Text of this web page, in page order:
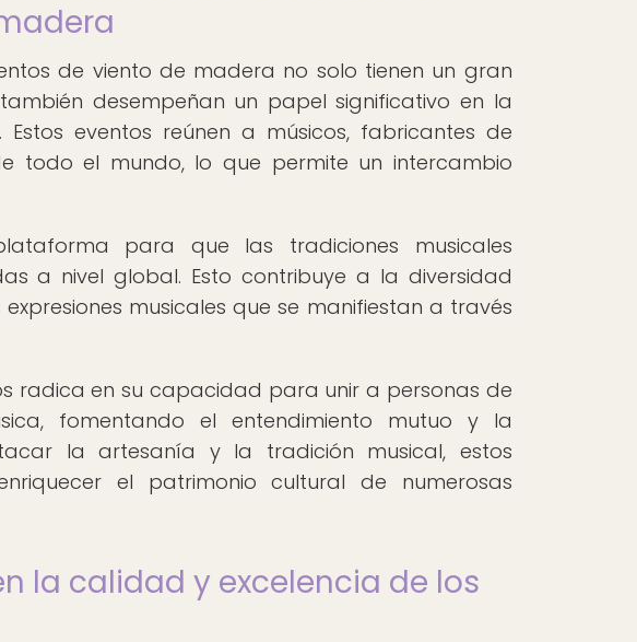
de viento de madera no solo tienen un gran
desempeñan un papel significativo en la
eventos reúnen a músicos, fabricantes de
todo el mundo, lo que permite un intercambio
para que las tradiciones musicales
a nivel global. Esto contribuye a la diversidad
musicales que se manifiestan a través
radica en su capacidad para unir a personas de
fomentando el entendimiento mutuo y la
la artesanía y la tradición musical, estos
el patrimonio cultural de numerosas
la calidad y excelencia de los